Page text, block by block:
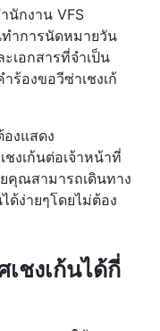
นักงาน VFS
ำการนัดหมายวัน
เอกสารที่จำเป็น
ร้องขอวีซ่าเชงเก้
งแสดง
งเก้นต่อเจ้าหน้าที่
ยคุณสามารถเดินทาง
ด้ง่ายๆโดยไม่ต้อง
ชงเก้นได้กี่